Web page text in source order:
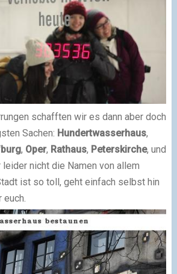
schafften wir es dann aber doch
Sachen: Hundertwasserhaus,
, Oper, Rathaus, Peterskirche, und
leider nicht die Namen von allem
ist so toll, geht einfach selbst hin
euch.